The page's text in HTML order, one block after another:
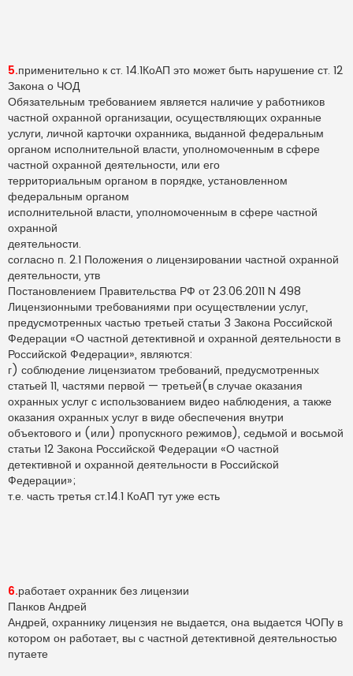
5.применительно к ст. 14.1КоАП это может быть нарушение ст. 12
Закона о ЧОД
Обязательным требованием является наличие у работников
частной охранной организации, осуществляющих охранные
услуги, личной карточки охранника, выданной федеральным
органом исполнительной власти, уполномоченным в сфере
частной охранной деятельности, или его
территориальным органом в порядке, установленном
федеральным органом
исполнительной власти, уполномоченным в сфере частной
охранной
деятельности.
согласно п. 2.1 Положения о лицензировании частной охранной
деятельности, утв
Постановлением Правительства РФ от 23.06.2011 N 498
Лицензионными требованиями при осуществлении услуг,
предусмотренных частью третьей статьи 3 Закона Российской
Федерации «О частной детективной и охранной деятельности в
Российской Федерации», являются:
г) соблюдение лицензиатом требований, предусмотренных
статьей 11, частями первой — третьей(в случае оказания
охранных услуг с использованием видео наблюдения, а также
оказания охранных услуг в виде обеспечения внутри
объектового и (или) пропускного режимов), седьмой и восьмой
статьи 12 Закона Российской Федерации «О частной
детективной и охранной деятельности в Российской
Федерации»;
т.е. часть третья ст.14.1 КоАП тут уже есть
6.работает охранник без лицензии
Панков Андрей
Андрей, охраннику лицензия не выдается, она выдается ЧОПу в
котором он работает, вы с частной детективной деятельностью
путаете